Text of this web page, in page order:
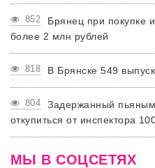
852
Брянец при покупке
более 2 млн рублей
818 В Брянске 549
804
Задержанный
откупиться от инспектора
МЫ В СОЦСЕТЯХ